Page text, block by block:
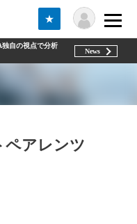
★
独自の視点で分析
News
ペアレンツ